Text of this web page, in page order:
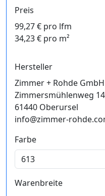
Preis
99,27 € pro lfm
34,23 € pro m²
Hersteller
Zimmer + Rohde GmbH
Zimmersmühlenweg
61440 Oberursel
info@zimmer-
Farbe
Warenbreite